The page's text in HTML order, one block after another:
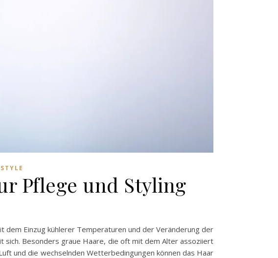
Pflege und Styling
dem Einzug kühlerer Temperaturen und der Veränderung der
Besonders graue Haare, die oft mit dem Alter assoziiert
und die wechselnden Wetterbedingungen können das Haar